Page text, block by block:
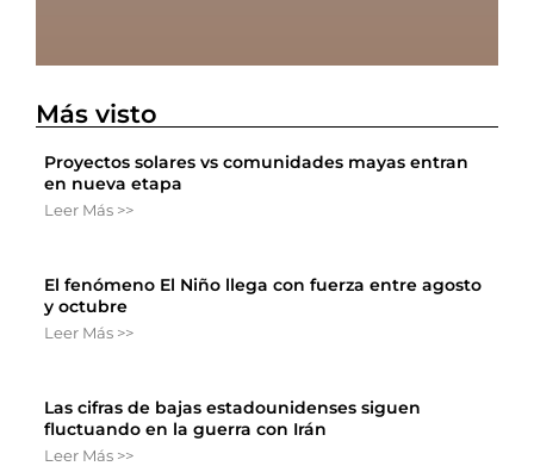
Más visto
Proyectos solares vs comunidades mayas entran
en nueva etapa
Leer Más >>
El fenómeno El Niño llega con fuerza entre agosto
y octubre
Leer Más >>
Las cifras de bajas estadounidenses siguen
fluctuando en la guerra con Irán
Leer Más >>